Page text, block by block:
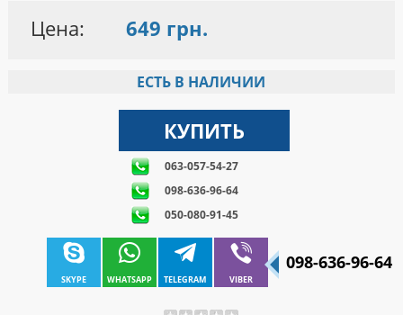
Цена: 649 грн.
ЕСТЬ В НАЛИЧИИ
063-057-54-27
098-636-96-64
050-080-91-45
SKYPE WHATSAPP TELEGRAM VIBER
098-636-96-64